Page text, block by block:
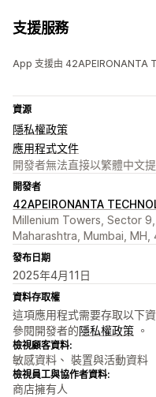
支援服務
App 支援由 42APEIRONANTA
資源
隱私權政策
應用程式文件
開發者無法直接以繁體中文
開發者
42APEIRONANTA
Millenium Towers, Sector
Maharashtra, Mumbai, MH,
發布日期
2025年4月11日
資料存取權
這項應用程式需要存取以下
參閱開發者的隱私權政策 。
檢視顧客資料:
敏感資料、 裝置與活動資料
檢視員工與協作者資料:
商店擁有人